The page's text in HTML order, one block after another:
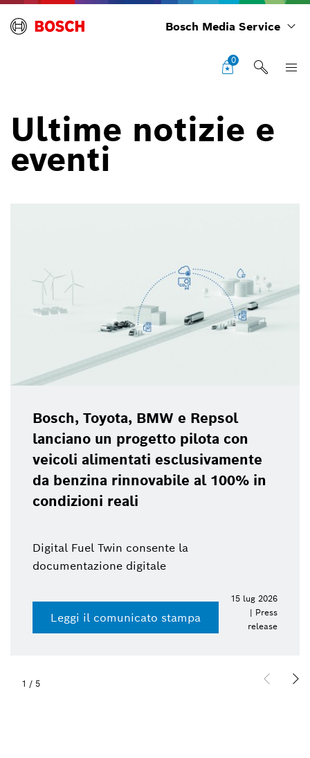
Bosch Media Service
0
Ultime notizie e
eventi
Bosch, Toyota, BMW e Repsol
lanciano un progetto pilota con
veicoli alimentati esclusivamente
da benzina rinnovabile al 100% in
condizioni reali
Digital Fuel Twin consente la
documentazione digitale
Leggi il comunicato stampa
15 lug 2026
| Press
release
1 / 5